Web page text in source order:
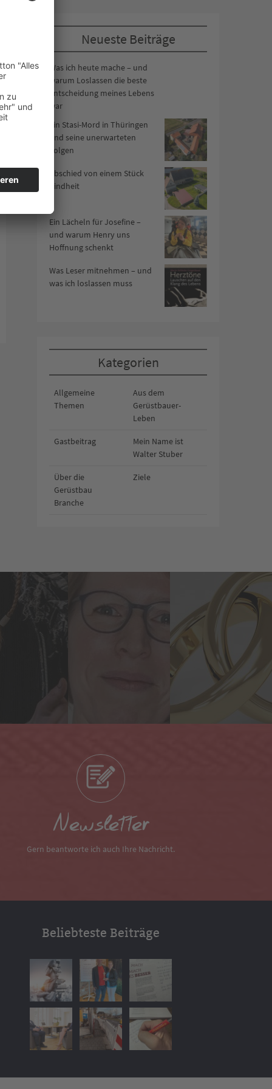
Neueste Beiträge
Was ich heute mache – und
warum Loslassen die beste
Entscheidung meines Lebens
war
Ein Stasi-Mord in Thüringen
und seine unerwarteten
Folgen
Abschied von einem Stück
Kindheit
Ein Lächeln für Josefine –
und warum Henry uns
Hoffnung schenkt
Was Leser mitnehmen – und
was ich loslassen muss
Kategorien
Allgemeine
Themen
Aus dem
Gerüstbauer-
Leben
Gastbeitrag
Mein Name ist
Walter Stuber
Über die
Gerüstbau
Branche
Ziele
Newsletter
Gern beantworte ich auch Ihre Nachricht.
Beliebteste Beiträge